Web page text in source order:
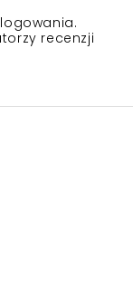
recenzji